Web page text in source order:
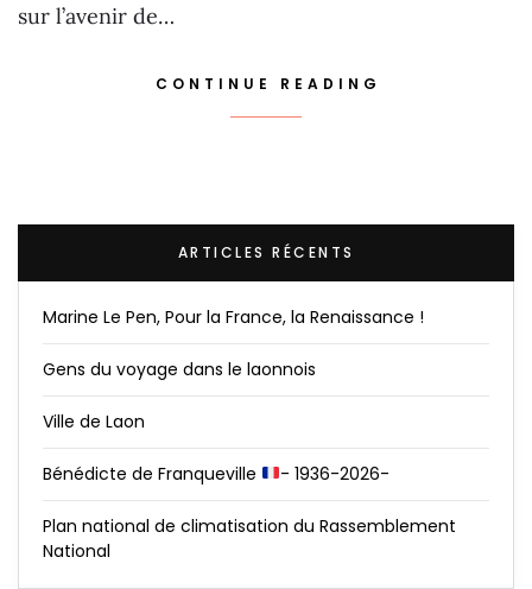
sur l’avenir de…
CONTINUE READING
ARTICLES RÉCENTS
Marine Le Pen, Pour la France, la Renaissance !
Gens du voyage dans le laonnois
Ville de Laon
Bénédicte de Franqueville - 1936-2026-
Plan national de climatisation du Rassemblement
National